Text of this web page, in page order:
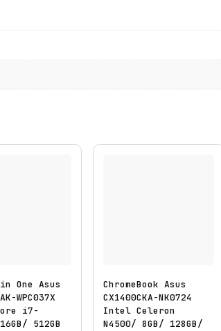
One Asus
WPC037X
i7-
512GB
ChromeBook Asus
CX1400CKA-NK0724
Intel Celeron
N4500/ 8GB/ 128GB/